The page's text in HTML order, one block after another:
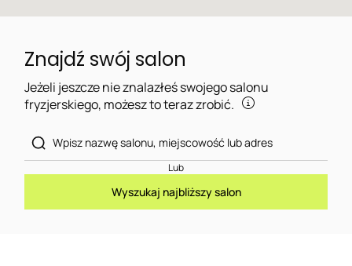
Znajdź swój salon
Jeżeli jeszcze nie znalazłeś swojego salonu
fryzjerskiego, możesz to teraz zrobić.
Lub
Wyszukaj najbliższy salon